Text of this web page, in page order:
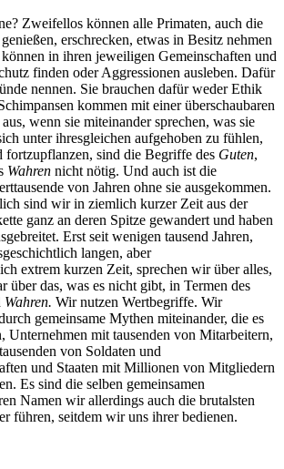
Zweifellos können alle Primaten, auch die
erschrecken, etwas in Besitz nehmen
in ihren jeweiligen Gemeinschaften und
finden oder Aggressionen ausleben. Dafür
nennen. Sie brauchen dafür weder Ethik
kommen mit einer überschaubaren
wenn sie miteinander sprechen, was sie
unter ihresgleichen aufgehoben zu fühlen,
fortzupflanzen, sind die Begriffe des Guten,
Wahren nicht nötig. Und auch ist die
von Jahren ohne sie ausgekommen.
sind wir in ziemlich kurzer Zeit aus der
ganz an deren Spitze gewandert und haben
Erst seit wenigen tausend Jahren,
langen, aber
extrem kurzen Zeit, sprechen wir über alles,
über das, was es nicht gibt, in Termen des
Wahren. Wir nutzen Wertbegriffe. Wir
gemeinsame Mythen miteinander, die es
Unternehmen mit tausenden von Mitarbeitern,
von Soldaten und
und Staaten mit Millionen von Mitgliedern
Es sind die selben gemeinsamen
Namen wir allerdings auch die brutalsten
führen, seitdem wir uns ihrer bedienen.